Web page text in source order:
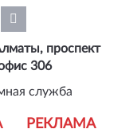
РЕКЛАМА
проспект
306
служба